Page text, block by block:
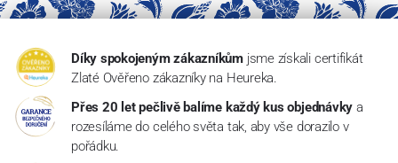
Díky spokojeným zákazníkům jsme získali certifikát
Zlaté Ověřeno zákazníky na Heureka.
Přes 20 let pečlivě balíme každý kus objednávky a
rozesíláme do celého světa tak, aby vše dorazilo v
pořádku.